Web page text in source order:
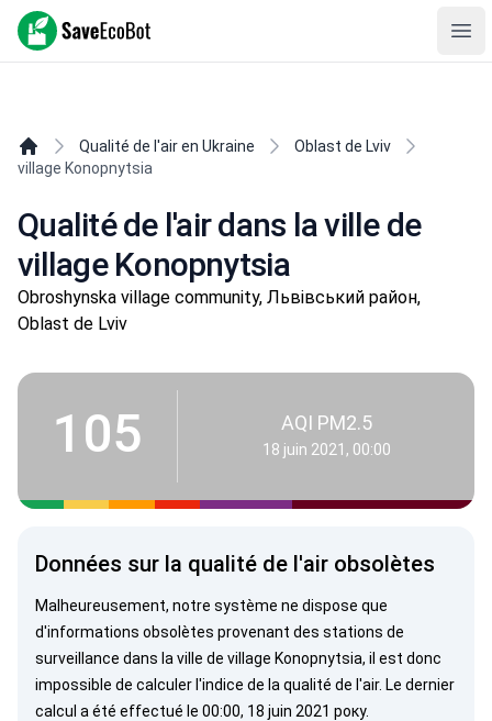
SaveEcoBot
Qualité de l'air en Ukraine
Oblast de Lviv
village Konopnytsia
Qualité de l'air dans la ville de
village Konopnytsia
Obroshynska village community, Львівський район,
Oblast de Lviv
105 AQI PM2.5
18 juin 2021, 00:00
Données sur la qualité de l'air obsolètes
Malheureusement, notre système ne dispose que
d'informations obsolètes provenant des stations de
surveillance dans la ville de village Konopnytsia, il est donc
impossible de calculer l'indice de la qualité de l'air. Le dernier
calcul a été effectué le 00:00, 18 juin 2021 року.